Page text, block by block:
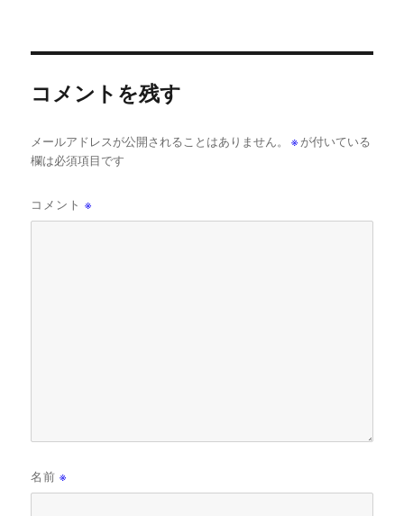
コメントを残す
メールアドレスが公開されることはありません。 ※ が付いている
欄は必須項目です
コメント※
名前※